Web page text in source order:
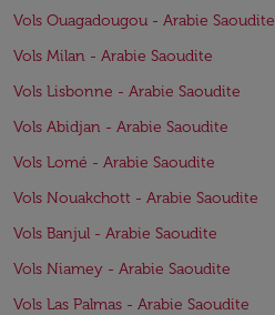
Vols Ouagadougou - Arabie Saoudite
Vols Milan - Arabie Saoudite
Vols Lisbonne - Arabie Saoudite
Vols Abidjan - Arabie Saoudite
Vols Lomé - Arabie Saoudite
Vols Nouakchott - Arabie Saoudite
Vols Banjul - Arabie Saoudite
Vols Niamey - Arabie Saoudite
Vols Las Palmas - Arabie Saoudite